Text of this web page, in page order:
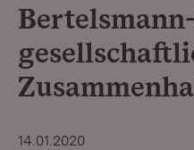
14.01.2020